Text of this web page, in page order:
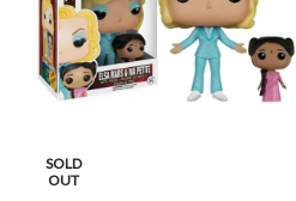
SOLD
OUT